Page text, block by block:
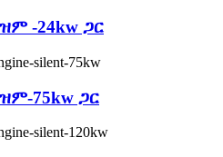
-24kw ጋር
75kw ጋር